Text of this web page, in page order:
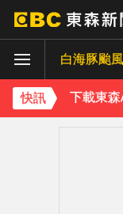
白海豚颱風
快訊
下載東森